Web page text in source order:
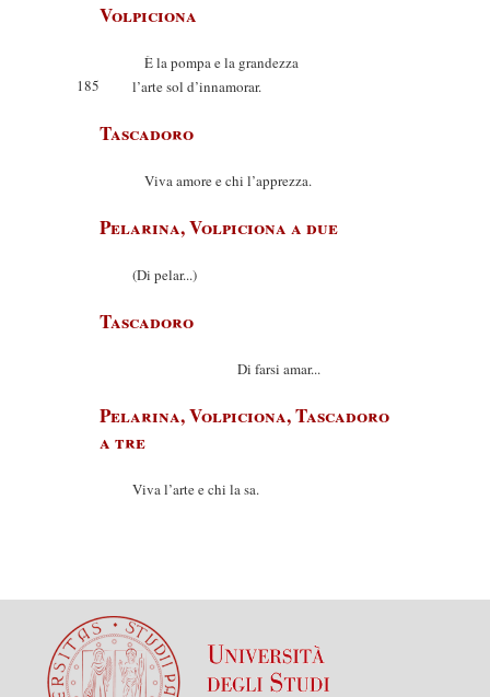
Volpiciona
È la pompa e la grandezza
185
l’arte sol d’innamorar.
Tascadoro
Viva amore e chi l’apprezza.
Pelarina, Volpiciona a due
(Di pelar...)
Tascadoro
Di farsi amar...
Pelarina, Volpiciona, Tascadoro
a tre
Viva l’arte e chi la sa.